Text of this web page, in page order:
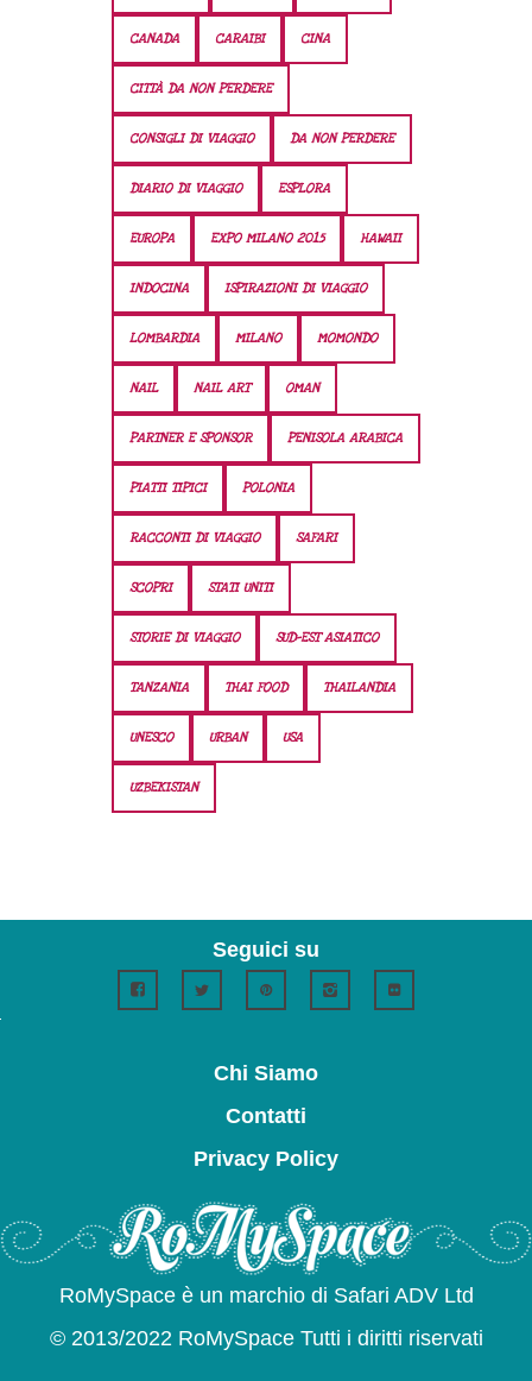
CANADA CARAIBI CINA
CITTÀ DA NON PERDERE
CONSIGLI DI VIAGGIO DA NON PERDERE
DIARIO DI VIAGGIO ESPLORA
EUROPA EXPO MILANO 2015 HAWAII
INDOCINA ISPIRAZIONI DI VIAGGIO
LOMBARDIA MILANO MOMONDO
NAIL NAIL ART OMAN
PARTNER E SPONSOR PENISOLA ARABICA
PIATTI TIPICI POLONIA
RACCONTI DI VIAGGIO SAFARI
SCOPRI STATI UNITI
STORIE DI VIAGGIO SUD-EST ASIATICO
TANZANIA THAI FOOD THAILANDIA
UNESCO URBAN USA
UZBEKISTAN
Seguici su
Chi Siamo
Contatti
Privacy Policy
RoMySpace è un marchio di Safari ADV Ltd
© 2013/2022 RoMySpace Tutti i diritti riservati